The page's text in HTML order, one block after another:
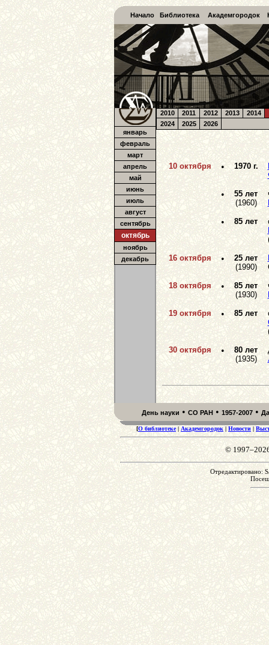
Начало Библиотека Академгородок
январь
февраль
март
апрель
май
июнь
июль
август
сентябрь
октябрь
ноябрь
декабрь
2010 2011 2012 2013 2014
2024 2025 2026
10 октября • 1970 г.
•
55 лет
(1960)
• 85 лет
16 октября •
25 лет
(1990)
18 октября •
85 лет
(1930)
19 октября • 85 лет
30 октября •
80 лет
(1935)
День науки • СО РАН • 1957-2007 •
[О библиотеке| Академгородок | Новости |
©
Отредактировано: